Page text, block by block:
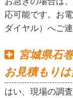
応可能です。お
ダイヤル）へご
宮城県石
お見積もり
はい、現場の調